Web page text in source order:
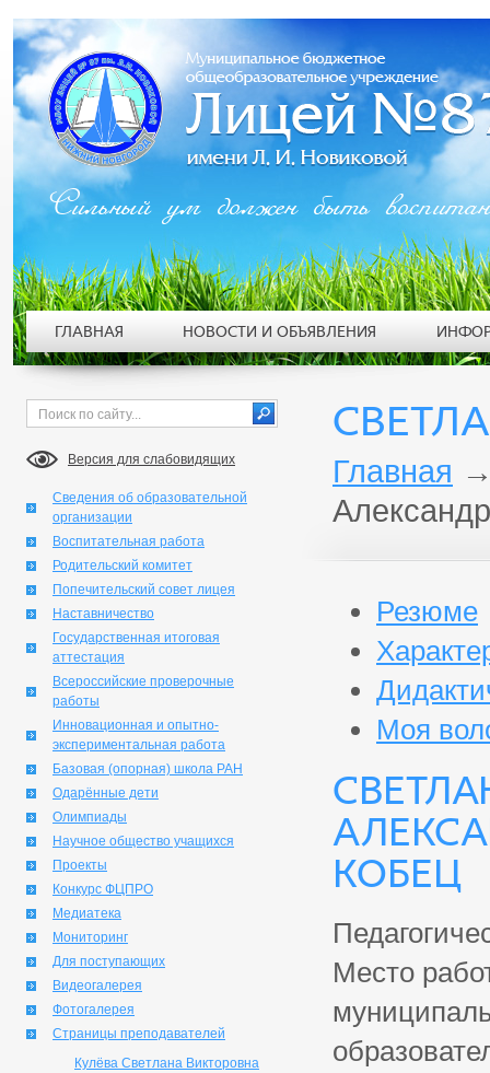
Версия для слабовидящих
Сведения об образовательной
организации
Воспитательная работа
Родительский комитет
Попечительский совет лицея
Наставничество
Государственная итоговая
аттестация
Всероссийские проверочные
работы
Инновационная и опытно-
экспериментальная работа
Базовая (опорная) школа РАН
Одарённые дети
Олимпиады
Научное общество учащихся
Проекты
Конкурс ФЦПРО
Медиатека
Мониторинг
Для поступающих
Видеогалерея
Фотогалерея
Страницы преподавателей
Кулёва Светлана Викторовна
Главная
Резюме
Моя
Кобец
Место
Сильный ум должен быть
ГЛАВНАЯ НОВОСТИ И ОБЪЯВЛЕНИЯ